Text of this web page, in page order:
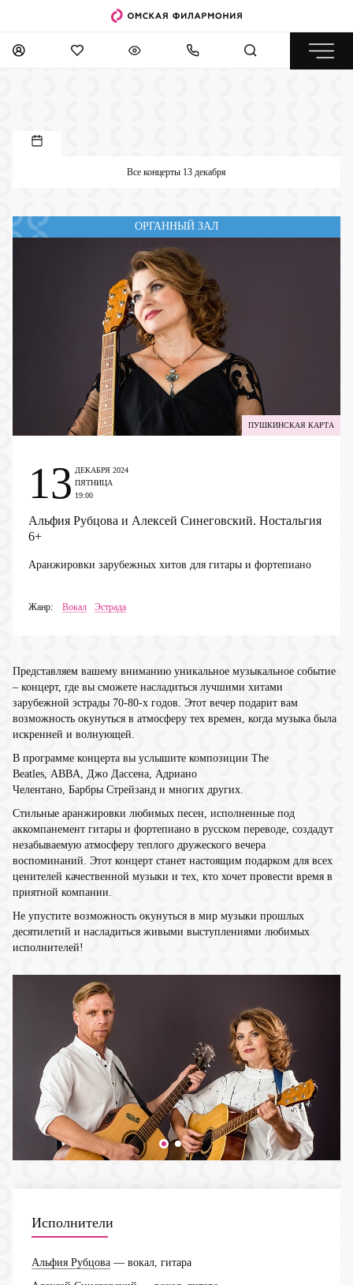
Все концерты 13 декабря
ОРГАННЫЙ ЗАЛ
ПУШКИНСКАЯ КАРТА
Альфия Рубцова и Алексей Синеговский. Ностальгия
6+
Аранжировки зарубежных хитов для гитары и фортепиано
Жанр: Вокал Эстрада
13 ДЕКАБРЯ 2024
ПЯТНИЦА
19:00
Представляем вашему вниманию уникальное музыкальное событие
– концерт, где вы сможете насладиться лучшими хитами
зарубежной эстрады 70-80-х годов. Этот вечер подарит вам
возможность окунуться в атмосферу тех времен, когда музыка была
искренней и волнующей.
В программе концерта вы услышите композиции The
Beatles, ABBA, Джо Дассена, Адриано
Челентано, Барбры Стрейзанд и многих других.
Стильные аранжировки любимых песен, исполненные под
аккомпанемент гитары и фортепиано в русском переводе, создадут
незабываемую атмосферу теплого дружеского вечера
воспоминаний. Этот концерт станет настоящим подарком для всех
ценителей качественной музыки и тех, кто хочет провести время в
приятной компании.
Не упустите возможность окунуться в мир музыки прошлых
десятилетий и насладиться живыми выступлениями любимых
исполнителей!
Исполнители
Альфия Рубцова — вокал, гитара